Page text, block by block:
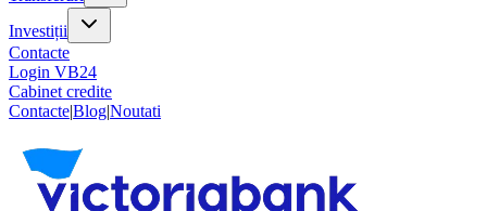
Investiții
Contacte
Login VB24
Cabinet credite
Contacte|Blog|Noutati